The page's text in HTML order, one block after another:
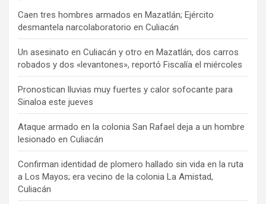
Caen tres hombres armados en Mazatlán; Ejército
desmantela narcolaboratorio en Culiacán
Un asesinato en Culiacán y otro en Mazatlán, dos carros
robados y dos «levantones», reportó Fiscalía el miércoles
Pronostican lluvias muy fuertes y calor sofocante para
Sinaloa este jueves
Ataque armado en la colonia San Rafael deja a un hombre
lesionado en Culiacán
Confirman identidad de plomero hallado sin vida en la ruta
a Los Mayos; era vecino de la colonia La Amistad,
Culiacán